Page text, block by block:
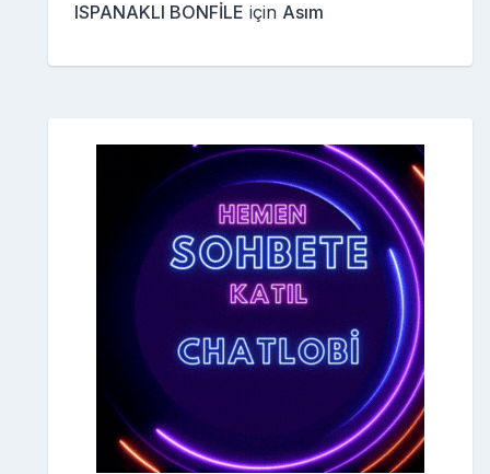
ISPANAKLI BONFİLE için Asım